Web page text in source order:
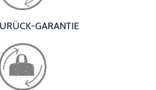
GARANTIE